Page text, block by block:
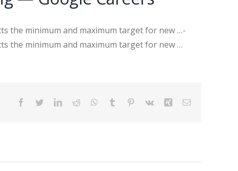
the minimum and maximum target for new …-
the minimum and maximum target for new …
Facebook
TwitterLinkedIn
Reddit WhatsApp
Tumblr Pinterest
Vk Xing Email